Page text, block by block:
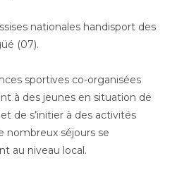
nationales handisport des
(07).
sportives co-organisées
à des jeunes en situation de
de s’initier à des activités
nombreux séjours se
au niveau local.